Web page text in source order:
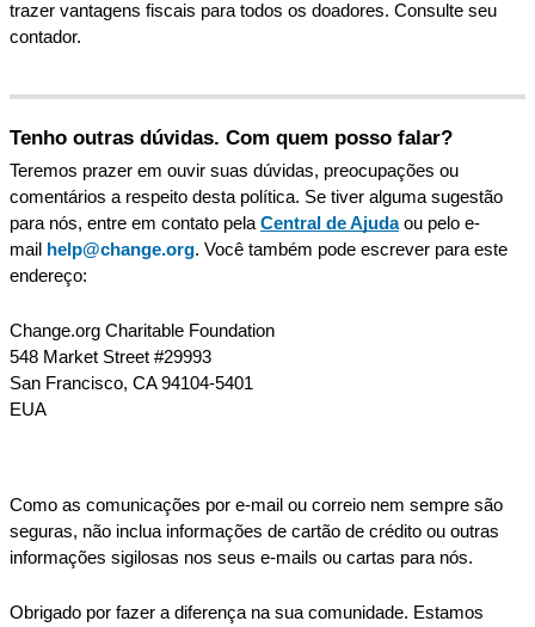
trazer vantagens fiscais para todos os doadores. Consulte seu
contador.
Tenho outras dúvidas. Com quem posso falar?
Teremos prazer em ouvir suas dúvidas, preocupações ou
comentários a respeito desta pol ítica. Se tiver alguma sugestão
para nós, entre em contato pela Central deAjuda ou pelo e-
mail
help@change.org. Você também pode escrever para este
endereço:
Change.org Charitable Foundation
548 Market Street #29993
San Francisco, CA 94104-5401
EUA
Como as comunicações por e-mail ou correio nem sempre são
seguras, não inclua informações de cartão de crédito ou outras
informações sigilosas nos seus e-mails ou cartas para nós.
Obrigado por fazer a diferença na sua comunidade. Estamos